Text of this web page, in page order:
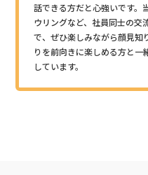
話できる方だと心強いです。
ウリングなど、社員同士の交
で、ぜひ楽しみながら顔見知
りを前向きに楽しめる方と一
しています。